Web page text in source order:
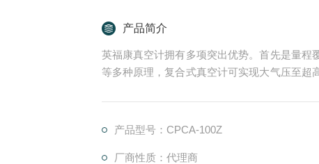
产品简介
英福康真空计拥有多项突出优势。首先是量
等多种原理，复合式真空计可实现大气压至超
产品型号：CPCA-100Z
厂商性质：代理商